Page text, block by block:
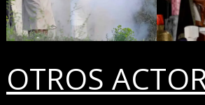
OTROS